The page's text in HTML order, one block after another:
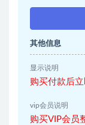
其他信息
显示说明
购买付款后
vip会员说明
购买VIP会员